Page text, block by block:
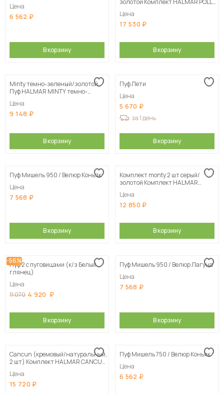
Цена
6 562
В корзину
золотой Комплект HALMAR POLLY
Цена
17 530
В корзину
Minty темно-зеленый/золотой
Пуф HALMAR MINTY темно-
Цена
9 148
В корзину
Пуф Лети
Цена
5 670
за 1 день
В корзину
Пуф Мишель 950 / Велюр Коньяк
Цена
7 568
В корзину
Комплект monty 2 шт серый/
золотой Комплект HALMAR
Цена
12 850
В корзину
-56%
Пуф 2 с пуговицами (к/з Белый
глянец)
Цена
11 070 4 920
В корзину
Пуф Мишель 950 / Велюр Лагуна
Цена
7 568
В корзину
Cancun (кремовый/натуральный,
2 шт) Комплект HALMAR CANCUN
Цена
15 720
Пуф Мишель 750 / Велюр Коньяк
Цена
6 562